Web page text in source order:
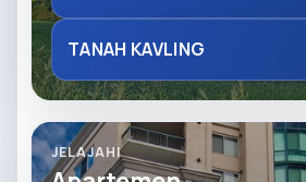
TANAH KAVLING
JELAJAHI